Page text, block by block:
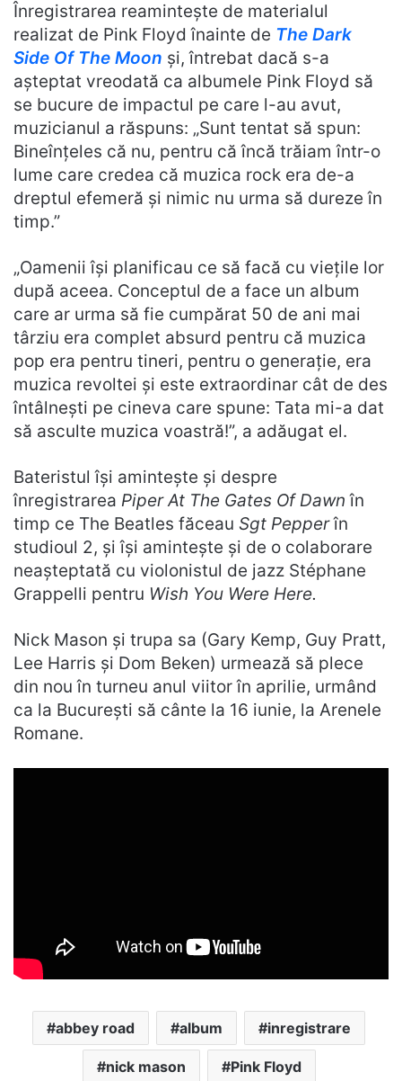
Înregistrarea reamintește de materialul
realizat de Pink Floyd înainte de The Dark
Side Of The Moon și, întrebat dacă s-a
așteptat vreodată ca albumele Pink Floyd să
se bucure de impactul pe care l-au avut,
muzicianul a răspuns: „Sunt tentat să spun:
Bineînțeles că nu, pentru că încă trăiam într-o
lume care credea că muzica rock era de-a
dreptul efemeră și nimic nu urma să dureze în
timp.”
„Oamenii își planificau ce să facă cu viețile lor
după aceea. Conceptul de a face un album
care ar urma să fie cumpărat 50 de ani mai
târziu era complet absurd pentru că muzica
pop era pentru tineri, pentru o generație, era
muzica revoltei și este extraordinar cât de des
întâlnești pe cineva care spune: Tata mi-a dat
să asculte muzica voastră!”, a adăugat el.
Bateristul își amintește și despre
înregistrarea Piper At The Gates Of Dawn în
timp ce The Beatles făceau Sgt Pepperîn
studioul 2, și își amintește și de o colaborare
neașteptată cu violonistul de jazz Stéphane
Grappelli pentru Wish You Were Here.
Nick Mason și trupa sa (Gary Kemp, Guy Pratt,
Lee Harris și Dom Beken) urmează să plece
din nou în turneu anul viitor în aprilie, urmând
ca la București să cânte la 16 iunie, la Arenele
Romane.
abbey road album inregistrare
nick mason Pink Floyd